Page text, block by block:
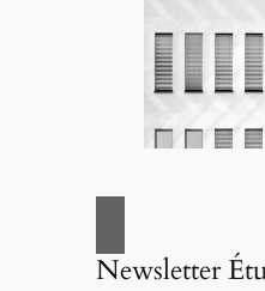
Newsletter